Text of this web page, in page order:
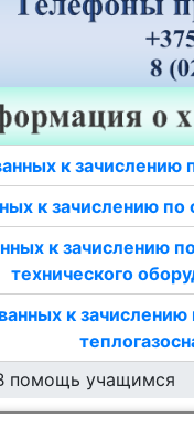
к зачислению
к зачислению
к зачислению
технического
к
помощь учащимся